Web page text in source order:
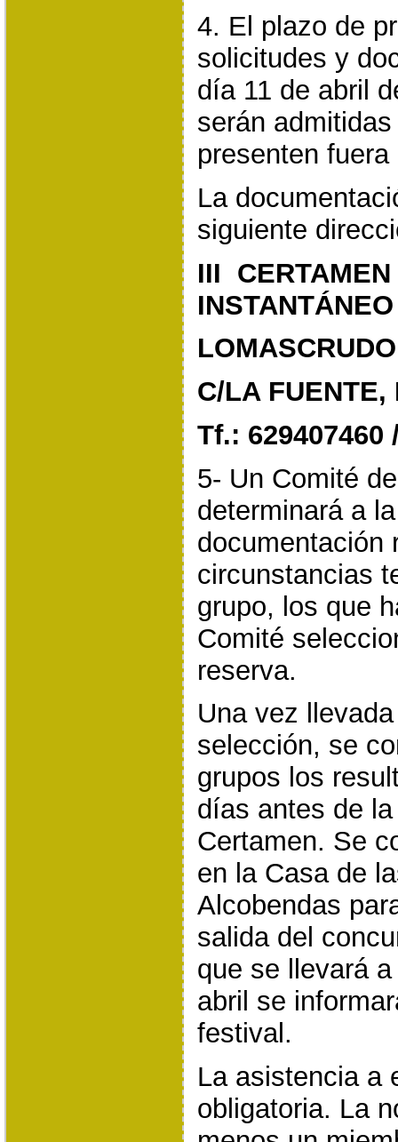
4. El plazo de
solicitudes y
día 11 de abril
serán
presenten
La
siguiente
III CERTAMEN
C/LA FUENTE,
Tf.: 629407460
5- Un Comité
determinará a
documentación
circunstancias
grupo, los que
Comité
reserva.
Una vez
selección, se
grupos los
días antes de
Certamen. Se
en la Casa de
Alcobendas
salida del
que se llevará
abril se
festival.
La asistencia a
obligatoria. La